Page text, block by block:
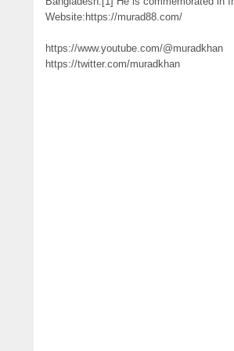
Website:https://murad88.com/
https://www.youtube.com/@muradkhan
https://twitter.com/muradkhan